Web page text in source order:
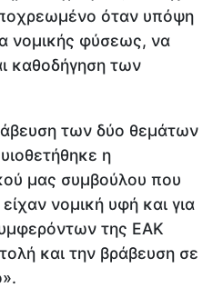
όταν υπόψη
νομικής φύσεως, να
καθοδήγηση των
των δύο θεμάτων
η
μας συμβούλου που
νομική υφή και για
της ΕΑΚ
και την βράβευση σε